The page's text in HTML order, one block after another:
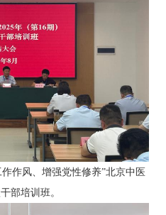
作风、增强党性修养”北京中医
部培训班。